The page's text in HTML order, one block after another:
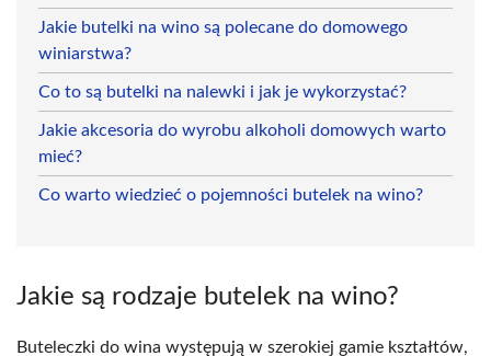
Jakie butelki na wino są polecane do domowego
winiarstwa?
Co to są butelki na nalewki i jak je wykorzystać?
Jakie akcesoria do wyrobu alkoholi domowych warto
mieć?
Co warto wiedzieć o pojemności butelek na wino?
Jakie są rodzaje butelek na wino?
Buteleczki do wina występują w szerokiej gamie kształtów,